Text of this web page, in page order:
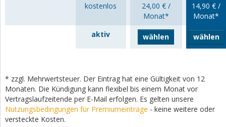
kostenlos
24,00 € /
Monat*
14,90 € /
Monat*
aktiv
wählen wählen
* zzgl. Mehrwertsteuer. Der Eintrag hat eine Gültigkeit von 12
Monaten. Die Kündigung kann flexibel bis einem Monat vor
Vertragslaufzeitende per E-Mail erfolgen. Es gelten unsere
Nutzungsbedingungen für Premiumeinträge - keine weitere oder
versteckte Kosten.